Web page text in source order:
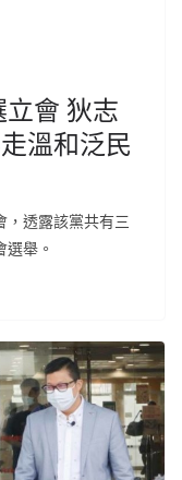
會 狄志
溫和泛民
，透露該黨共有三
舉。